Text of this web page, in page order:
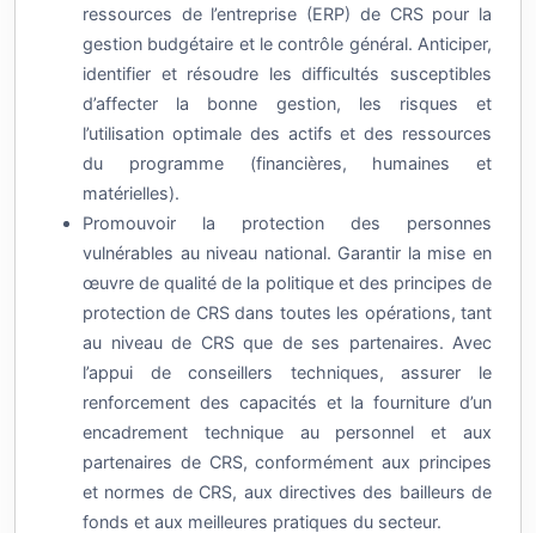
ressources de l’entreprise (ERP) de CRS pour la
gestion budgétaire et le contrôle général. Anticiper,
identifier et résoudre les difficultés susceptibles
d’affecter la bonne gestion, les risques et
l’utilisation optimale des actifs et des ressources
du programme (financières, humaines et
matérielles).
Promouvoir la protection des personnes
vulnérables au niveau national. Garantir la mise en
œuvre de qualité de la politique et des principes de
protection de CRS dans toutes les opérations, tant
au niveau de CRS que de ses partenaires. Avec
l’appui de conseillers techniques, assurer le
renforcement des capacités et la fourniture d’un
encadrement technique au personnel et aux
partenaires de CRS, conformément aux principes
et normes de CRS, aux directives des bailleurs de
fonds et aux meilleures pratiques du secteur.